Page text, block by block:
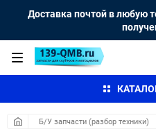
Доставка почтой в любую
Б/У запчасти (разбор техники)